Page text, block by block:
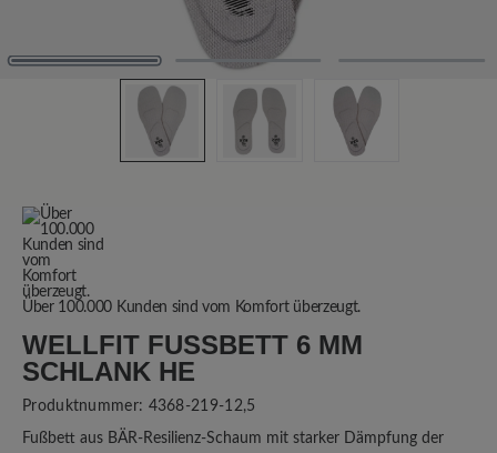
Über 100.000 Kunden sind vom Komfort überzeugt.
WELLFIT FUSSBETT 6 MM S
CHLANK HE
Produktnummer: 4368-219-12,5
Fußbett aus BÄR-Resilienz-Schaum mit starker Dämpfung der